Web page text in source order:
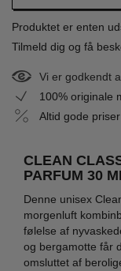
Produktet er enten
Tilmeld dig og få
Vi er godkendt
100% originale
Altid gode
CLEAN
PARFUM 30
Denne unisex
morgenluft
følelse af
og bergamotte får
omsluttet af